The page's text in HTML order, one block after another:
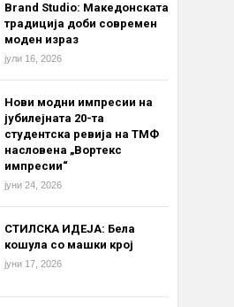
Brand Studio: Македонската
традиција доби современ
моден израз
јули 16, 2026
Нови модни импресии на
јубилејната 20-та
студентска ревија на ТМФ
насловена „Вортекс
импресии“
јуни 24, 2026
СТИЛСКА ИДЕЈА: Бела
кошула со машки крој
јуни 17, 2026